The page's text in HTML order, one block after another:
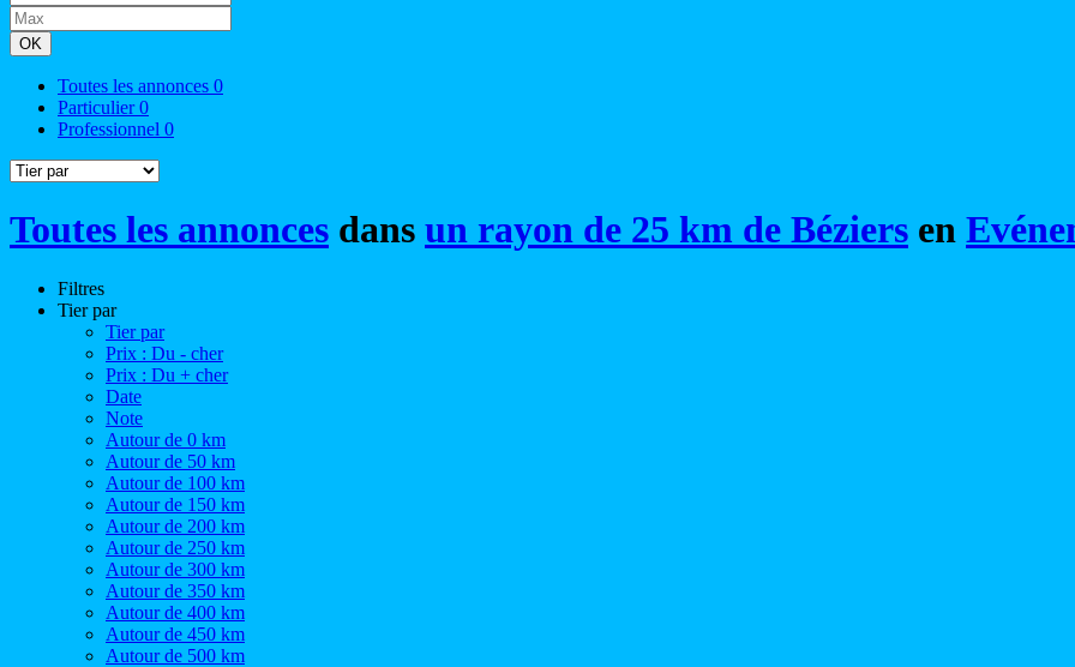
OK
Toutes les annonces 0
Particulier0
Professionnel 0
Toutes les annonces dans un rayon de 25 km de Béziers en
Filtres
Tier par
Tier par
Prix : Du - cher
Prix : Du + cher
Date
Note
Autour de 0 km
Autour de 50 km
Autour de 100 km
Autour de 150 km
Autour de 200 km
Autour de 250 km
Autour de 300 km
Autour de 350 km
Autour de 400 km
Autour de 450 km
Autour de 500 km